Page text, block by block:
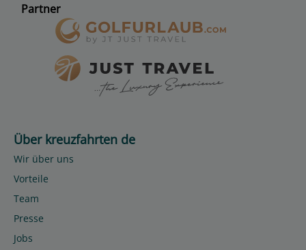
Partner
Über kreuzfahrten de
Wir über uns
Vorteile
Team
Presse
Jobs